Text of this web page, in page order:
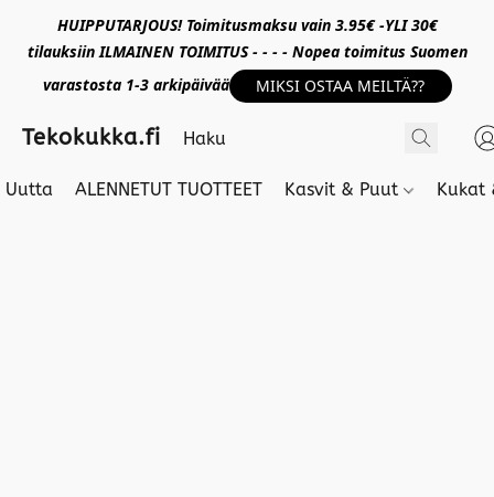
HUIPPUTARJOUS! Toimitusmaksu vain 3.95€ -YLI 30€
tilauksiin ILMAINEN TOIMITUS - - - - Nopea toimitus Suomen
varastosta 1-3 arkipäivää
MIKSI OSTAA MEILTÄ??
Tekokukka.fi
Uutta ALENNETUT TUOTTEET Kasvit & Puut Kukat